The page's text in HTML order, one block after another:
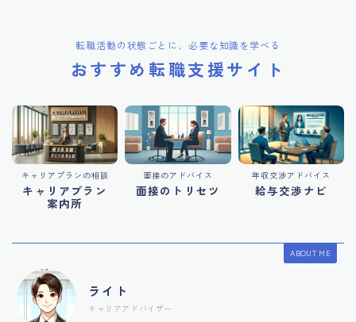
転職活動の状態ごとに、必要な知識を学べる
おすすめ転職支援サイト
キャリアプランの相談
キャリアプラン
案内所
面接のアドバイス
面接のトリセツ
年収交渉アドバイス
給与交渉ナビ
ABOUT ME
ライト
キャリアアドバイザー